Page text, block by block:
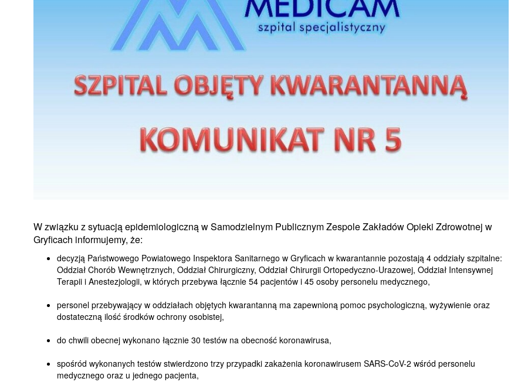
W związku z sytuacją epidemiologiczną w Samodzielnym Publicznym Zespole Zakładów Opieki Zdrowotnej w
Gryficach informujemy, że:
decyzją Państwowego Powiatowego Inspektora Sanitarnego w Gryficach w kwarantannie pozostają 4 oddziały szpitalne:
Oddział Chorób Wewnętrznych, Oddział Chirurgiczny, Oddział Chirurgii Ortopedyczno-Urazowej, Oddział Intensywnej
Terapii i Anestezjologii, w których przebywa łącznie 54 pacjentów i 45 osoby personelu medycznego,
personel przebywający w oddziałach objętych kwarantanną ma zapewnioną pomoc psychologiczną, wyżywienie oraz
dostateczną ilość środków ochrony osobistej,
do chwili obecnej wykonano łącznie 30 testów na obecność koronawirusa,
spośród wykonanych testów stwierdzono trzy przypadki zakażenia koronawirusem SARS-CoV-2 wśród personelu
medycznego oraz u jednego pacjenta,